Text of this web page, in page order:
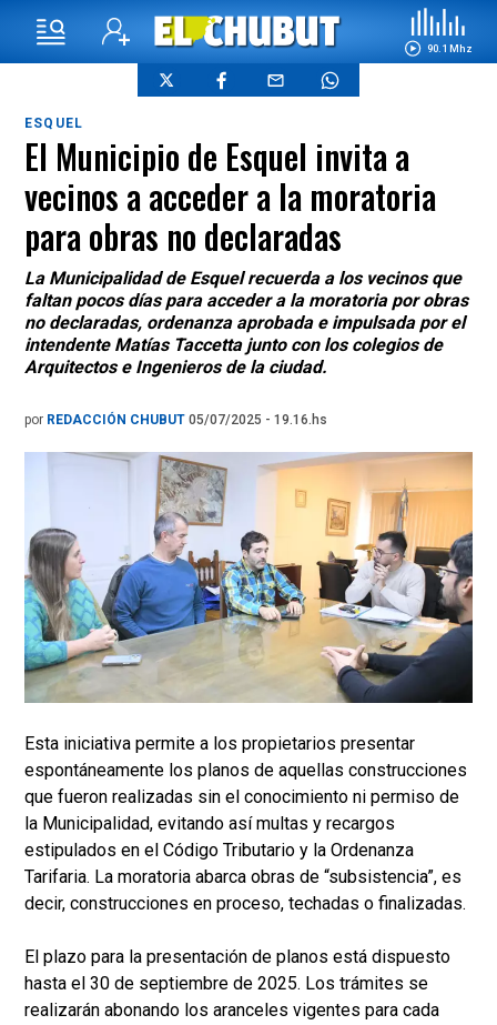
90.1 Mhz
ESQUEL
El Municipio de Esquel invita a
vecinos a acceder a la moratoria
para obras no declaradas
La Municipalidad de Esquel recuerda a los vecinos que
faltan pocos días para acceder a la moratoria por obras
no declaradas, ordenanza aprobada e impulsada por el
intendente Matías Taccetta junto con los colegios de
Arquitectos e Ingenieros de la ciudad.
por REDACCIÓN CHUBUT 05/07/2025 - 19.16.hs
Esta iniciativa permite a los propietarios presentar
espontáneamente los planos de aquellas construcciones
que fueron realizadas sin el conocimiento ni permiso de
la Municipalidad, evitando así multas y recargos
estipulados en el Código Tributario y la Ordenanza
Tarifaria. La moratoria abarca obras de “subsistencia”, es
decir, construcciones en proceso, techadas o finalizadas.
El plazo para la presentación de planos está dispuesto
hasta el 30 de septiembre de 2025. Los trámites se
realizarán abonando los aranceles vigentes para cada